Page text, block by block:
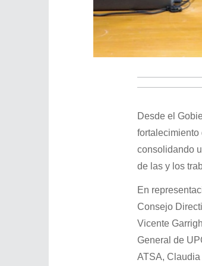
Desde el
consolidando
de las y los
En
Consejo
Vicente
General de
ATSA,